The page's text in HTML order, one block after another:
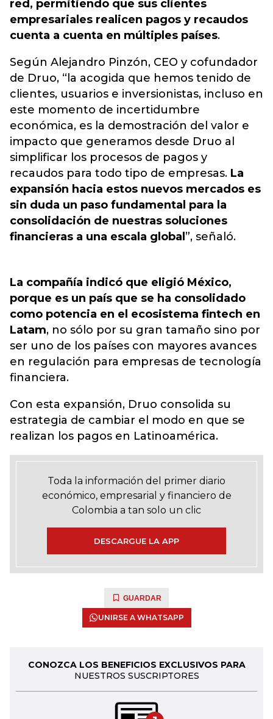
red, permitiendo que sus clientes
empresariales realicen pagos y recaudos
cuenta a cuenta en múltiples países.
Según Alejandro Pinzón, CEO y cofundador
de Druo, “la acogida que hemos tenido de
clientes, usuarios e inversionistas, incluso en
este momento de incertidumbre
económica, es la demostración del valor e
impacto que generamos desde Druo al
simplificar los procesos de pagos y
recaudos para todo tipo de empresas. La
expansión hacia estos nuevos mercados es
sin duda un paso fundamental para la
consolidación de nuestras soluciones
financieras a una escala global ”, señaló.
La compañía indicó que eligió México,
porque es un país que se ha consolidado
como potencia en el ecosistema fintech en
Latam, no sólo por su gran tamaño sino por
ser uno de los países con mayores avances
en regulación para empresas de tecnología
financiera.
Con esta expansión, Druo consolida su
estrategia de cambiar el modo en que se
realizan los pagos en Latinoamérica.
Toda la información del primer diario
económico, empresarial y financiero de
Colombia a tan solo un clic
DESCARGUE LA APP
GUARDAR
UNIRSE A WHATSAPP
CONOZCA LOS BENEFICIOS EXCLUSIVOS PARA
NUESTROS SUSCRIPTORES